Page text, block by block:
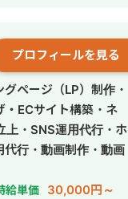
プロフィールを見る
ページ（LP）制作・
ECサイト構築・ネ
上・SNS運用代行・ホ
代行・動画制作・動画
給単価 30,000円～